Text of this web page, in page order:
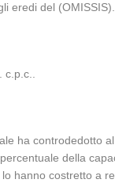
eredi del (OMISSIS).
ha
della
hanno costretto